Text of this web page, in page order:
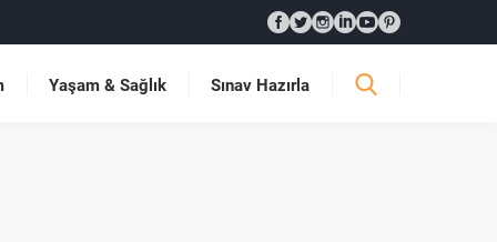
Yaşam & Sağlık Sınav Hazırla